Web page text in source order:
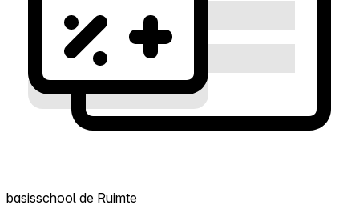
basisschool de Ruimte